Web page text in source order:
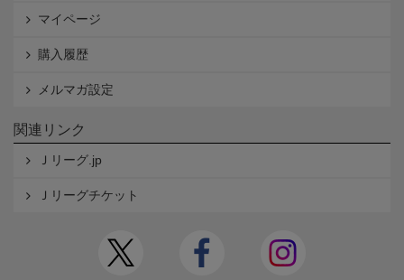
マイページ
購入履歴
メルマガ設定
関連リンク
Ｊリーグ.jp
Ｊリーグチケット